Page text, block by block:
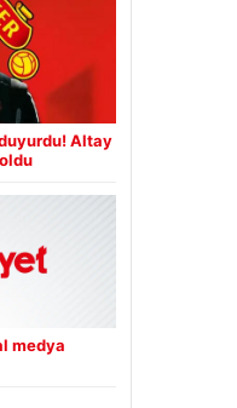
Altay
medya